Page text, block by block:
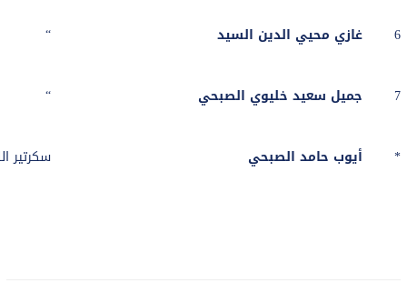
6 غازي محيي الدين السيد “
7 جميل سعيد خليوي الصبحي “
* أيوب حامد الصبحي سكرتير